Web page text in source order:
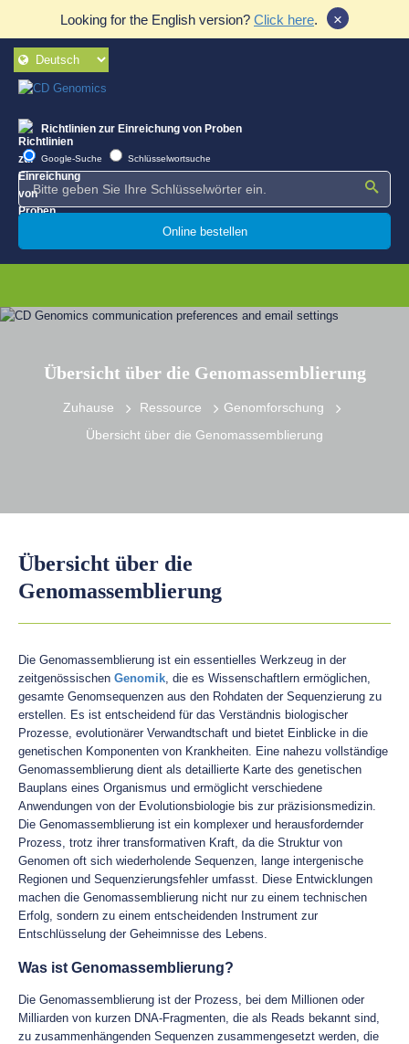
Looking for the English version? Click here. ×
Richtlinien zur Einreichung von Proben
Google-Suche Schlüsselwortsuche
Online bestellen
Übersicht über die Genomassemblierung
Zuhause Ressource
Genomforschung
Übersicht über die Genomassemblierung
Übersicht über die
Genomassemblierung
Die Genomassemblierung ist ein essentielles Werkzeug in der
zeitgenössischen Genomik, die es Wissenschaftlern ermöglichen,
gesamte Genomsequenzen aus den Rohdaten der Sequenzierung zu
erstellen. Es ist entscheidend für das Verständnis biologischer
Prozesse, evolutionärer Verwandtschaft und bietet Einblicke in die
genetischen Komponenten von Krankheiten. Eine nahezu vollständige
Genomassemblierung dient als detaillierte Karte des genetischen
Bauplans eines Organismus und ermöglicht verschiedene
Anwendungen von der Evolutionsbiologie bis zur präzisionsmedizin.
Die Genomassemblierung ist ein komplexer und herausfordernder
Prozess, trotz ihrer transformativen Kraft, da die Struktur von
Genomen oft sich wiederholende Sequenzen, lange intergenische
Regionen und Sequenzierungsfehler umfasst. Diese Entwicklungen
machen die Genomassemblierung nicht nur zu einem technischen
Erfolg, sondern zu einem entscheidenden Instrument zur
Entschlüsselung der Geheimnisse des Lebens.
Was ist Genomassemblierung?
Die Genomassemblierung ist der Prozess, bei dem Millionen oder
Milliarden von kurzen DNA-Fragmenten, die als Reads bekannt sind,
zu zusammenhängenden Sequenzen zusammengesetzt werden, die